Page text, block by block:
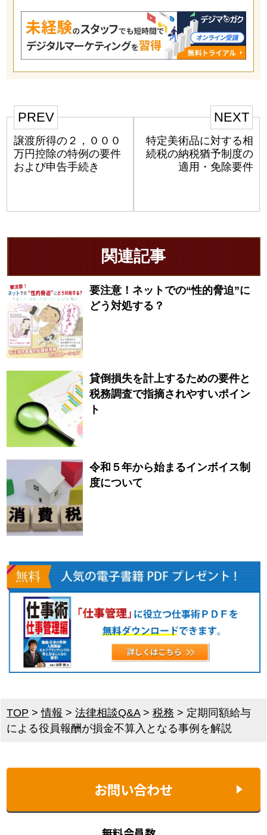
PREV
譲渡所得の２，０００
万円控除の特例の要件
および申告手続き
NEXT
特定美術品に対する相
続税の納税猶予制度の
適用・免除要件
関連記事
要注意！ネットでの“性的脅迫”に
どう対処する？
貸倒損失を計上するための要件と
税務調査で指摘されやすいポイン
ト
令和５年から始まるインボイス制
度について
TOP >情報 >法律相談Q&A>税務 > 定期同額給与
による役員報酬が損金不算入となる事例を解説
お問い合わせ